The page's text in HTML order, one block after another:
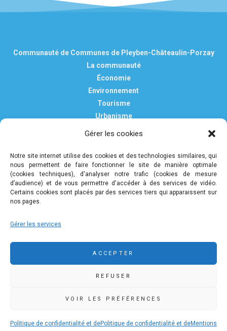
Gérer les cookies
Notre site internet utilise des cookies et des technologies similaires, qui
nous permettent de faire fonctionner le site de manière optimale
(cookies techniques), d'analyser notre trafic (cookies de mesure
d’audience) et de vous permettre d'accéder à des services de vidéo.
Certains cookies sont placés par des services tiers qui apparaissent sur
nos pages.
Gérer les services
ACCEPTER
REFUSER
VOIR LES PRÉFÉRENCES
Politique de confidentialité et dePolitique de confidentialité et deMentions
Communauté de Communes de Pleyben-Châteaulin-Porzay
La communauté
Économie
Environnement
Tourisme
Urbanisme
Mentions légales
Politique de confidentialité et de protection des données
personnelles
02 98 86 36 46
www.ccpcp.bzh